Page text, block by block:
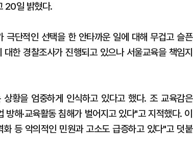
20일 밝혔다.
단적인 선택을 한 안타까운 일에 대해 무겁고 슬픈
한 경찰조사가 진행되고 있으나 서울교육을 책임지
황을 엄중하게 인식하고 있다고 했다. 조 교육감은
해·교육활동 침해가 벌어지고 있다"고 지적했다. 이
등 악의적인 민원과 고소도 급증하고 있다"고 덧붙